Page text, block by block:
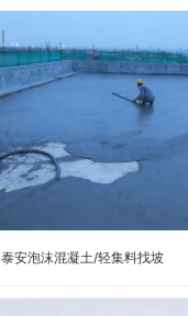
泰安泡沫混凝土/轻集料找坡